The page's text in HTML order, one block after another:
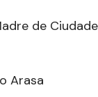
de
Arasa